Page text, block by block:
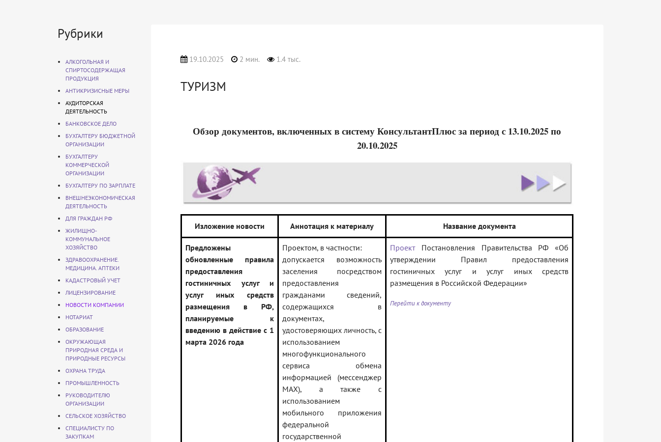
Рубрики
АЛКОГОЛЬНАЯ И
СПИРТОСОДЕРЖАЩАЯ
ПРОДУКЦИЯ
АНТИКРИЗИСНЫЕ МЕРЫ
АУДИТОРСКАЯ
ДЕЯТЕЛЬНОСТЬ
БАНКОВСКОЕ ДЕЛО
БУХГАЛТЕРУ БЮДЖЕТНОЙ
ОРГАНИЗАЦИИ
БУХГАЛТЕРУ
КОММЕРЧЕСКОЙ
ОРГАНИЗАЦИИ
БУХГАЛТЕРУ ПО ЗАРПЛАТЕ
ВНЕШНЕЭКОНОМИЧЕСКАЯ
ДЕЯТЕЛЬНОСТЬ
ДЛЯ ГРАЖДАН РФ
ЖИЛИЩНО-
КОММУНАЛЬНОЕ
ХОЗЯЙСТВО
ЗДРАВООХРАНЕНИЕ.
МЕДИЦИНА. АПТЕКИ
КАДАСТРОВЫЙ УЧЕТ
ЛИЦЕНЗИРОВАНИЕ
НОВОСТИ КОМПАНИИ
НОТАРИАТ
ОБРАЗОВАНИЕ
ОКРУЖАЮЩАЯ
ПРИРОДНАЯ СРЕДА И
ПРИРОДНЫЕ РЕСУРСЫ
ОХРАНА ТРУДА
ПРОМЫШЛЕННОСТЬ
РУКОВОДИТЕЛЮ
ОРГАНИЗАЦИИ
СЕЛЬСКОЕ ХОЗЯЙСТВО
СПЕЦИАЛИСТУ ПО
ЗАКУПКАМ
19.10.2025 2 мин. 1.4 тыс.
ТУРИЗМ
Обзор документов, включенных в систему КонсультантПлюс за период с 13.10.2025 по
20.10.2025
Изложение новости Аннотация к материалу Название документа
Предложены
обновленные правила
предоставления
гостиничных услуг и
услуг иных средств
размещения в РФ,
планируемые к
введению в действие с 1
марта 2026 года
Проектом, в частности:
допускается возможность
заселения посредством
предоставления
гражданами сведений,
содержащихся в
документах,
удостоверяющих личность, с
использованием
многофункционального
сервиса обмена
информацией (мессенджер
MAX), а также с
использованием
мобильного приложения
федеральной
государственной
ПроектПостановления Правительства РФ «Об
утверждении Правил предоставления
гостиничных услуг и услуг иных средств
размещения в Российской Федерации»
Перейти к документу